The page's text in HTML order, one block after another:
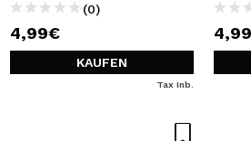
(0)
4,99€
KAUFEN
Tax Inb.